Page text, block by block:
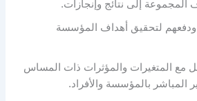
المجموعة إلى نتائج وإنجازات.
ودفعهم لتحقيق أهداف المؤسسة
مع المتغيرات والمؤثرات ذات المساس
المباشر بالمؤسسة والأفراد.